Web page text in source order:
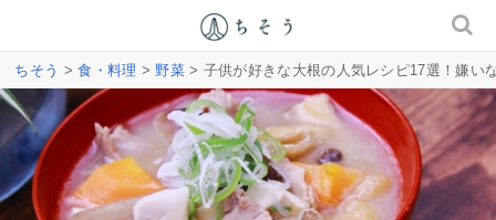
ちそう >食・料理 >野菜> 子供が好きな大根の人気レシピ17選！嫌い